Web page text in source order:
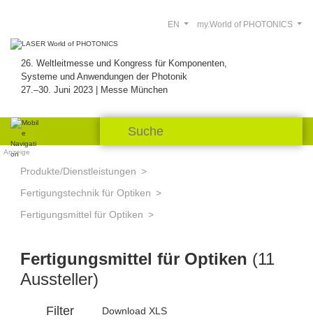
26. Weltleitmesse und Kongress für Komponenten,
Systeme und Anwendungen der Photonik
27.–30. Juni 2023 | Messe München
my.World of PHOTONICS
EN
Anzeige
Produkte/Dienstleistungen
Fertigungstechnik für Optiken
Fertigungsmittel für Optiken
Fertigungsmittel für Optiken (11
Aussteller)
Filter Download XLS